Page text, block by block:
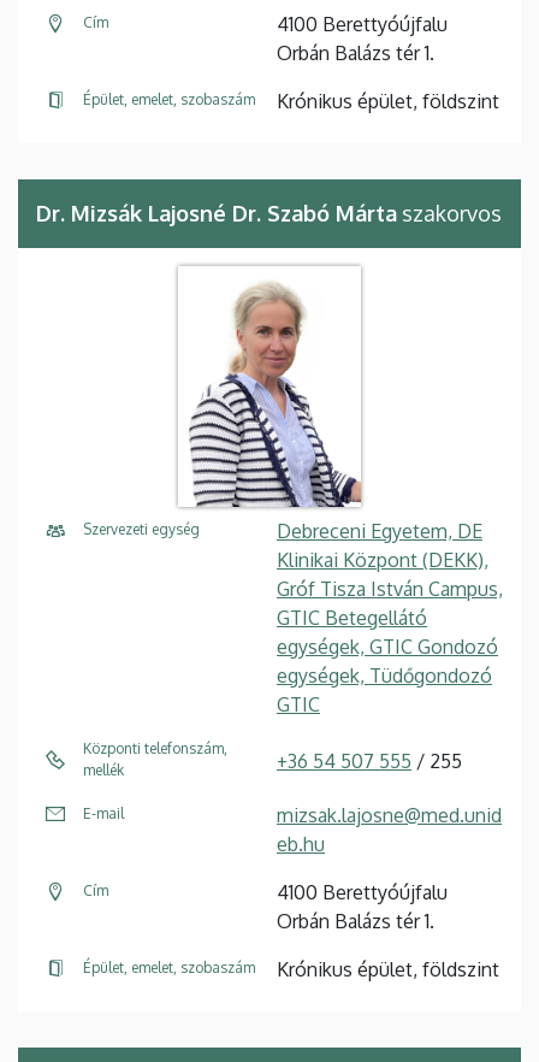
Cím
4100 Berettyóújfalu
Orbán Balázs tér 1.
Épület, emelet, szobaszám Krónikus épület, földszint
Dr. Mizsák Lajosné Dr. Szabó Márta szakorvos
Szervezeti egység
Debreceni Egyetem, DE
Klinikai Központ (DEKK),
Gróf Tisza István Campus,
GTIC Betegellátó
egységek, GTIC Gondozó
egységek, Tüdőgondozó
GTIC
Központi telefonszám,
mellék
+36 54 507 555 / 255
E-mail
mizsak.lajosne@med.unid
eb.hu
Cím
4100 Berettyóújfalu
Orbán Balázs tér 1.
Épület, emelet, szobaszám Krónikus épület, földszint